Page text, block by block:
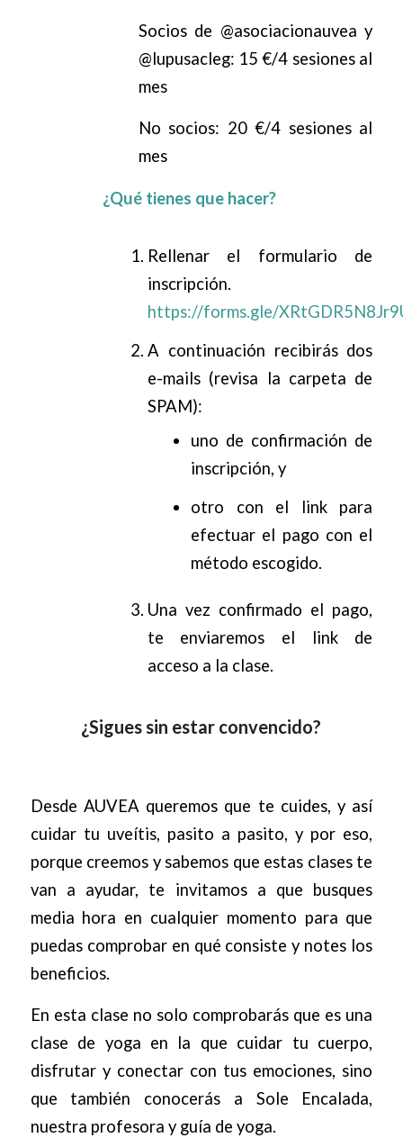
Socios de @asociacionauvea y
@lupusacleg: 15 €/4 sesiones al
mes
No socios: 20 €/4 sesiones al
mes
¿Qué tienes que hacer?
Rellenar el formulario de
inscripción.
https://forms.gle/
A continuación recibirás dos
e-mails (revisa la carpeta de
SPAM):
uno de confirmación de
inscripción, y
otro con el link para
efectuar el pago con el
método escogido.
Una vez confirmado el pago,
te enviaremos el link de
acceso a la clase.
¿Sigues sin estar convencido?
Desde AUVEA queremos que te cuides, y así
cuidar tu uveítis, pasito a pasito, y por eso,
porque creemos y sabemos que estas clases te
van a ayudar, te invitamos a que busques
media hora en cualquier momento para que
puedas comprobar en qué consiste y notes los
beneficios.
En esta clase no solo comprobarás que es una
clase de yoga en la que cuidar tu cuerpo,
disfrutar y conectar con tus emociones, sino
que también conocerás a Sole Encalada,
nuestra profesora y guía de yoga.